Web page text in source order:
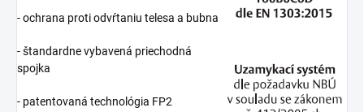
- ochrana proti odvŕtaniu telesa a bubna
- štandardne vybavená priechodná
spojka
- patentovaná technológia FP2